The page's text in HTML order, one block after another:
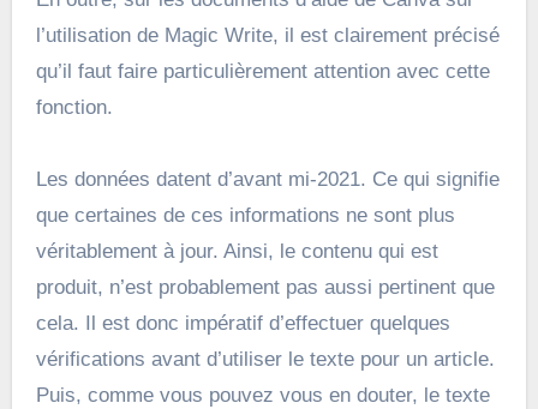
l’utilisation de Magic Write, il est clairement précisé
qu’il faut faire particulièrement attention avec cette
fonction.
Les données datent d’avant mi-2021. Ce qui signifie
que certaines de ces informations ne sont plus
véritablement à jour. Ainsi, le contenu qui est
produit, n’est probablement pas aussi pertinent que
cela. Il est donc impératif d’effectuer quelques
vérifications avant d’utiliser le texte pour un article.
Puis, comme vous pouvez vous en douter, le texte